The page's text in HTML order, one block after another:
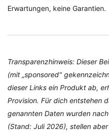
Erwartungen, keine Garantien.
Transparenzhinweis: Dieser
(mit „sponsored"
dieser Links ein Produkt ab,
Provision. Für dich entstehen
genannten Daten wurden
(Stand: Juli 2026), stellen